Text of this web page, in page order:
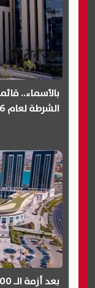
بالأسماء..
الشرطة لعام 2026 (إنفوجراف)